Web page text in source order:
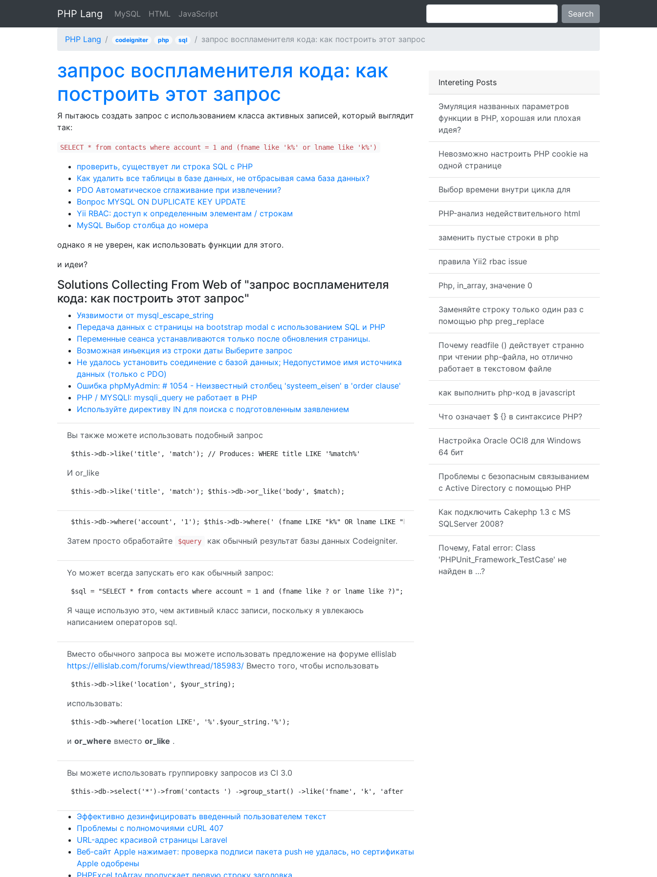
PHP Lang MySQL HTML JavaScript Search
PHP Lang codeigniter php sql запрос воспламенителя кода: как построить этот запрос
Intereting Posts
Эмуляция названных параметров
функции в PHP, хорошая или плохая
идея?
Невозможно настроить PHP cookie на
одной странице
Выбор времени внутри цикла для
PHP-анализ недействительного html
заменить пустые строки в php
правила Yii2 rbac issue
Php, in_array, значение 0
Заменяйте строку только один раз с
помощью php preg_replace
Почему readfile () действует странно
при чтении php-файла, но отлично
работает в текстовом файле
как выполнить php-код в javascript
Что означает $ {} в синтаксисе PHP?
Настройка Oracle OCI8 для Windows
64 бит
Проблемы с безопасным связыванием
с Active Directory с помощью PHP
Как подключить Cakephp 1.3 с MS
SQLServer 2008?
Почему, Fatal error: Class
'PHPUnit_Framework_TestCase' не
найден в …?
запрос воспламенителя кода: как
построить этот запрос
Я пытаюсь создать запрос с использованием класса активных записей, который выглядит
так:
SELECT * from contacts where account = 1 and (fname like 'k%' or lname like 'k%')
проверить, существует ли строка SQL с PHP
Как удалить все таблицы в базе данных, не отбрасывая сама база данных?
PDO Автоматическое сглаживание при извлечении?
Вопрос MYSQL ON DUPLICATE KEY UPDATE
Yii RBAC: доступ к определенным элементам / строкам
MySQL Выбор столбца до номера
однако я не уверен, как использовать функции для этого.
и идеи?
Solutions Collecting From Web of "запрос воспламенителя
кода: как построить этот запрос"
Уязвимости от mysql_escape_string
Передача данных с страницы на bootstrap modal с использованием SQL и PHP
Переменные сеанса устанавливаются только после обновления страницы.
Возможная инъекция из строки даты Выберите запрос
Не удалось установить соединение с базой данных; Недопустимое имя источника
данных (только с PDO)
Ошибка phpMyAdmin: # 1054 - Неизвестный столбец 'systeem_eisen' в 'order clause'
PHP / MYSQLI: mysqli_query не работает в PHP
Используйте директиву IN для поиска с подготовленным заявлением
Вы также можете использовать подобный запрос
$this->db->like('title', 'match'); // Produces: WHERE title LIKE '%match%'
И or_like
$this->db->like('title', 'match'); $this->db->or_like('body', $match);
$this->db->where('account', '1'); $this->db->where(' (fname LIKE "k%" OR lname LIKE "k%" ) '); $query = $this->db->get('contacts');
Затем просто обработайте $query как обычный результат базы данных Codeigniter.
Yo может всегда запускать его как обычный запрос:
$sql = "SELECT * from contacts where account = 1 and (fname like ? or lname like ?)"; $query = $this->db->query($sql, array( $like1, $like2));
Я чаще использую это, чем активный класс записи, поскольку я увлекаюсь
написанием операторов sql.
Вместо обычного запроса вы можете использовать предложение на форуме ellislab
https://ellislab.com/forums/viewthread/185983/ Вместо того, чтобы использовать
$this->db->like('location', $your_string);
использовать:
$this->db->where('location LIKE', '%'.$your_string.'%');
и or_where вместо or_like .
Вы можете использовать группировку запросов из CI 3.0
$this->db->select('*')->from('contacts ') ->group_start() ->like('fname', 'k', 'after'); ->or_like('lname', 'k', 'after'); ->group_end() -
Эффективно дезинфицировать введенный пользователем текст
Проблемы с полномочиями cURL 407
URL-адрес красивой страницы Laravel
Веб-сайт Apple нажимает: проверка подписи пакета push не удалась, но сертификаты
Apple одобрены
PHPExcel toArray пропускает первую строку заголовка